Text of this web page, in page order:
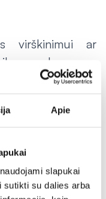
Apie
slapukai
sutikti su dalies arba
virškinimui ar
skausmas,
tokiais atvejais,
tikėjimas, kad
gydymosi
Vis dėlto,